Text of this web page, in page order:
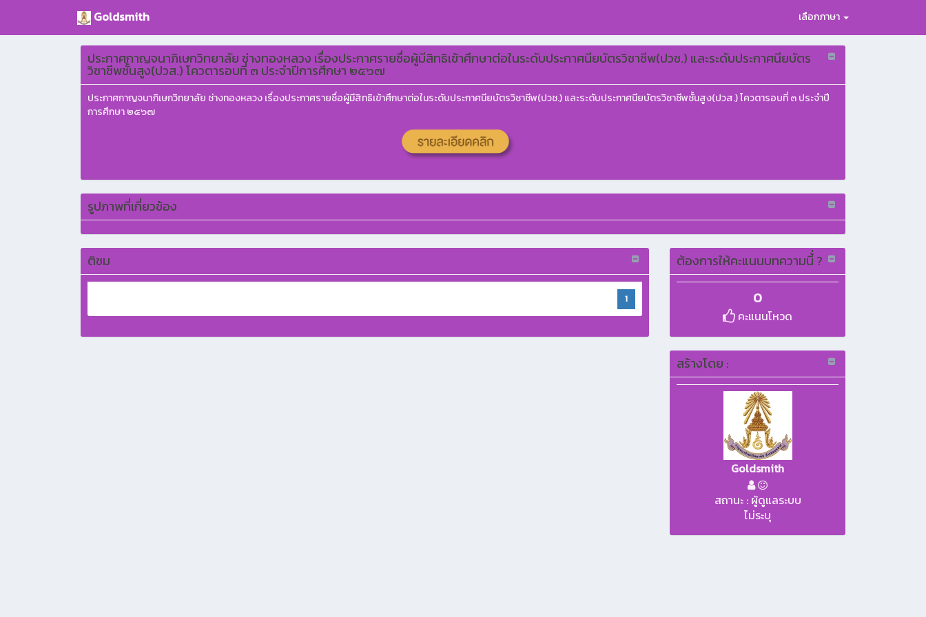
Goldsmith เลือกภาษา
ประกาศกาญจนาภิเษกวิทยาลัย ช่างทองหลวง เรื่องประกาศรายชื่อผู้มีสิทธิเข้าศึกษาต่อในระดับประกาศนียบัตรวิชาชีพ(ปวช.) และระดับประกาศนียบัตร
วิชาชีพชั้นสูง(ปวส.) โควตารอบที่ ๓ ประจำปีการศึกษา ๒๕๖๗
ประกาศกาญจนาภิเษกวิทยาลัย ช่างทองหลวง เรื่องประกาศรายชื่อผู้มีสิทธิเข้าศึกษาต่อในระดับประกาศนียบัตรวิชาชีพ(ปวช.) และระดับประกาศนียบัตรวิชาชีพชั้นสูง(ปวส.) โควตารอบที่ ๓ ประจำปี
การศึกษา ๒๕๖๗
รูปภาพที่เกี่ยวข้อง
ติชม
1
ต้องการให้คะแนนบทความนี้่ ?
0
คะแนนโหวด
สร้างโดย :
Goldsmith
สถานะ : ผู้ดูแลระบบ
ไม่ระบุ